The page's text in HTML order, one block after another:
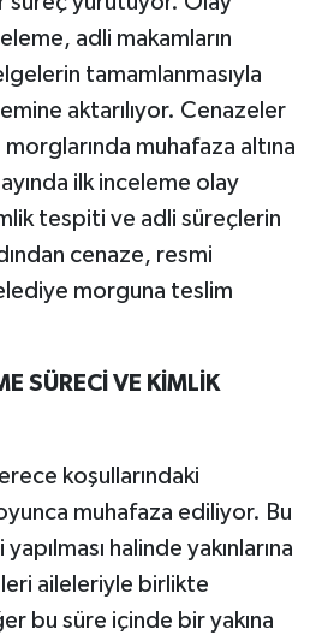
adli makamların
tamamlanmasıyla
aktarılıyor. Cenazeler
muhafaza altına
ilk inceleme olay
tespiti ve adli süreçlerin
cenaze, resmi
morguna teslim
SÜRECİ VE KİMLİK
koşullarındaki
muhafaza ediliyor. Bu
halinde yakınlarına
aileleriyle birlikte
bu süre içinde bir yakına